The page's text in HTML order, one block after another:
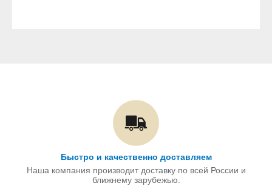
Быстро и качественно доставляем
Наша компания производит доставку по всей России и
ближнему зарубежью.